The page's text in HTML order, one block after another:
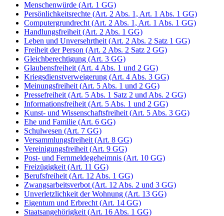
Menschenwürde (Art. 1 GG)
Persönlichkeitsrechte (Art. 2 Abs. 1, Art. 1 Abs. 1 GG)
Computergrundrecht (Art. 2 Abs. 1, Art. 1 Abs. 1 GG)
Handlungsfreiheit (Art. 2 Abs. 1 GG)
Leben und Unversehrtheit (Art. 2 Abs. 2 Satz 1 GG)
Freiheit der Person (Art. 2 Abs. 2 Satz 2 GG)
Gleichberechtigung (Art. 3 GG)
Glaubensfreiheit (Art. 4 Abs. 1 und 2 GG)
Kriegsdienstverweigerung (Art. 4 Abs. 3 GG)
Meinungsfreiheit (Art. 5 Abs. 1 und 2 GG)
Pressefreiheit (Art. 5 Abs. 1 Satz 2 und Abs. 2 GG)
Informationsfreiheit (Art. 5 Abs. 1 und 2 GG)
Kunst- und Wissenschaftsfreiheit (Art. 5 Abs. 3 GG)
Ehe und Familie (Art. 6 GG)
Schulwesen (Art. 7 GG)
Versammlungsfreiheit (Art. 8 GG)
Vereinigungsfreiheit (Art. 9 GG)
Post- und Fernmeldegeheimnis (Art. 10 GG)
Freizügigkeit (Art. 11 GG)
Berufsfreiheit (Art. 12 Abs. 1 GG)
Zwangsarbeitsverbot (Art. 12 Abs. 2 und 3 GG)
Unverletzlichkeit der Wohnung (Art. 13 GG)
Eigentum und Erbrecht (Art. 14 GG)
Staatsangehörigkeit (Art. 16 Abs. 1 GG)